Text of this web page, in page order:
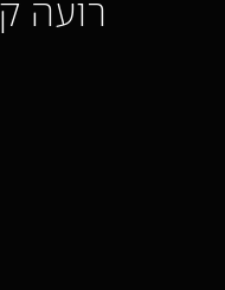
רועה